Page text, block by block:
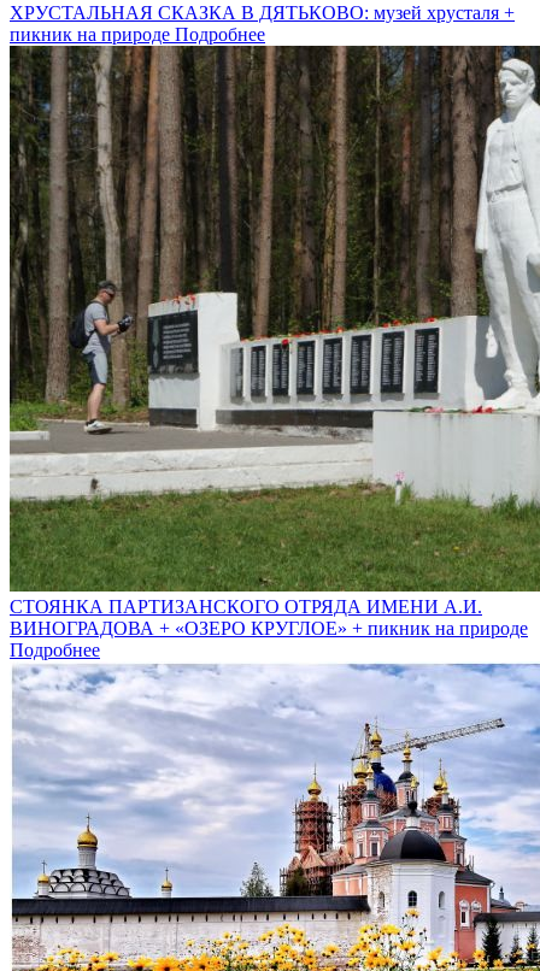
ХРУСТАЛЬНАЯ СКАЗКА В ДЯТЬКОВО: музей хрусталя +
пикник на природе Подробнее
СТОЯНКА ПАРТИЗАНСКОГО ОТРЯДА ИМЕНИ А.И.
ВИНОГРАДОВА + «ОЗЕРО КРУГЛОЕ» + пикник на природе
Подробнее